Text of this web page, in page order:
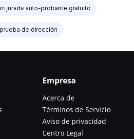
jurada auto-probante gratuito
de dirección
Empresa
Acerca de
Términos de Servicio
Aviso de privacidad
Centro Legal